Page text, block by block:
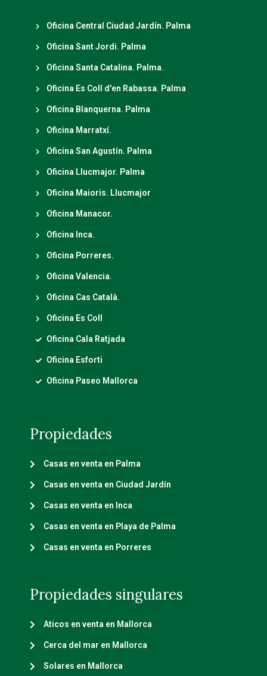
Oficina Central Ciudad Jardín. Palma
Oficina Sant Jordi. Palma
Oficina Santa Catalina. Palma.
Oficina Es Coll d'en Rabassa. Palma
Oficina Blanquerna. Palma
Oficina Marratxí.
Oficina San Agustín. Palma
Oficina Llucmajor. Palma
Oficina Maioris. Llucmajor
Oficina Manacor.
Oficina Inca.
Oficina Porreres.
Oficina Valencia.
Oficina Cas Català.
Oficina Es Coll
Oficina Cala Ratjada
Oficina Esforti
Oficina Paseo Mallorca
Propiedades
Casas en venta en Palma
Casas en venta en Ciudad Jardín
Casas en venta en Inca
Casas en venta en Playa de Palma
Casas en venta en Porreres
Propiedades singulares
Aticos en venta en Mallorca
Cerca del mar en Mallorca
Solares en Mallorca